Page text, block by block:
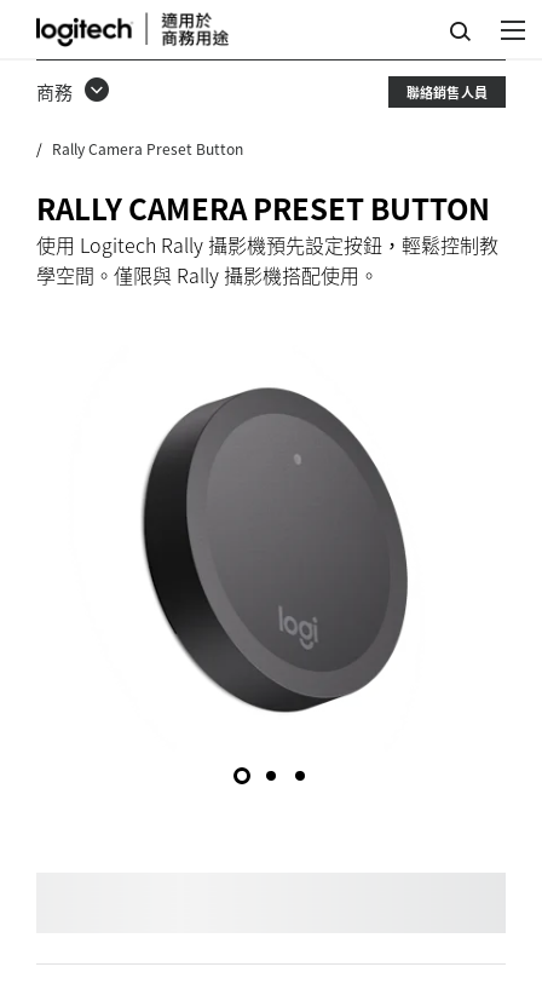
LOGITECH
RALLY
攝
影
機
預
先
商務 聯絡銷售人員
Rally Camera Preset Button
RALLY CAMERA PRESET BUTTON
使用 Logitech Rally 攝影機預先設定按鈕，輕鬆控制教
學空間。僅限與 Rally 攝影機搭配使用。